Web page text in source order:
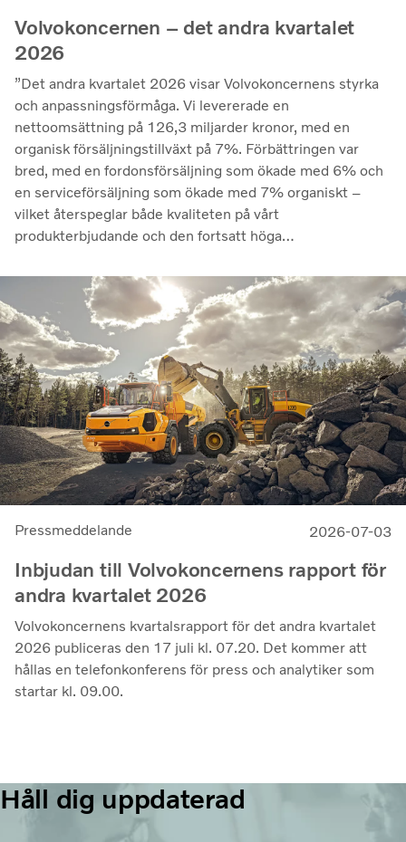
Volvokoncernen – det andra kvartalet
2026
”Det andra kvartalet 2026 visar Volvokoncernens styrka
och anpassningsförmåga. Vi levererade en
nettoomsättning på 126,3 miljarder kronor, med en
organisk försäljningstillväxt på 7%. Förbättringen var
bred, med en fordonsförsäljning som ökade med 6% och
en serviceförsäljning som ökade med 7% organiskt –
vilket återspeglar både kvaliteten på vårt
produkterbjudande och den fortsatt höga
marknader. Lönsamheten nådde sin högsta nivå under de
senaste kvartalen. Det justerade rörelseresultatet steg
till 14,8 miljarder kronor (13,5), med en justerad
rörelsemarginal på 11,7%, upp från 11,0% under andra
kvartalet 2025, en utveckling som visar vår förmåga att
generera bra resultat genom konjunkturcykeln”, säger
Martin Lundstedt, vd och koncernchef.
Pressmeddelande 2026-07-03
Inbjudan till Volvokoncernens rapport för
andra kvartalet 2026
Volvokoncernens kvartalsrapport för det andra kvartalet
2026 publiceras den 17 juli kl. 07.20. Det kommer att
hållas en telefonkonferens för press och analytiker som
startar kl. 09.00.
Håll dig uppdaterad